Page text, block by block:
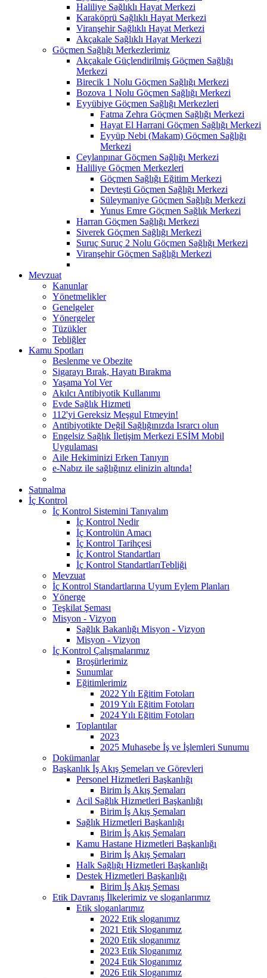
Haliliye Sağlıklı Hayat Merkezi
Karaköprü Sağlıklı Hayat Merkezi
Viranşehir Sağlıklı Hayat Merkezi
Akçakale Sağlıklı Hayat Merkezi
Göçmen Sağlığı Merkezlerimiz
Akçakale Güçlendirilmiş Göçmen Sağlığı
Merkezi
Birecik 1 Nolu Göçmen Sağlığı Merkezi
Bozova 1 Nolu Göçmen Sağlığı Merkezi
Eyyübiye Göçmen Sağlığı Merkezleri
Fatma Zehra Göçmen Sağlığı Merkezi
Hayat El Harrani Göçmen Sağlığı Merkezi
Eyyüp Nebi (Makam) Göçmen Sağlığı
Merkezi
Ceylanpınar Göçmen Sağlığı Merkezi
Haliliye Göçmen Merkezleri
Göçmen Sağlığı Eğitim Merkezi
Devteşti Göçmen Sağlığı Merkezi
Süleymaniye Göçmen Sağlığı Merkezi
Yunus Emre Göçmen Sağlık Merkezi
Harran Göçmen Sağlığı Merkezi
Siverek Göçmen Sağlığı Merkezi
Suruç Suruç 2 Nolu Göçmen Sağlığı Merkezi
Viranşehir Göçmen Sağlığı Merkezi
Mevzuat
Kanunlar
Yönetmelikler
Genelgeler
Yönergeler
Tüzükler
Tebliğler
Kamu Spotları
Beslenme ve Obezite
Sigarayı Bırak, Hayatı Bırakma
Yaşama Yol Ver
Akılcı Antibiyotik Kullanımı
Evde Sağlık Hizmeti
112'yi Gereksiz Meşgul Etmeyin!
Antibiyotikte Değil Sağlığınızda Israrcı olun
Engelsiz Sağlık İletişim Merkezi ESİM Mobil
Uygulaması
Aile Hekiminizi Erken Tanıyın
e-Nabız ile sağlığınız elinizin altında!
Satınalma
İç Kontrol
İç Kontrol Sistemini Tanıyalım
İç Kontrol Nedir
İç Kontrolün Amacı
İç Kontrol Tarihçesi
İç Kontrol Standartları
İç Kontrol StandartlarıTebliği
Mevzuat
İç Kontrol Standartlarına Uyum Eylem Planları
Yönerge
Teşkilat Şeması
Misyon - Vizyon
Sağlık Bakanlığı Misyon - Vizyon
Misyon - Vizyon
İç Kontrol Çalışmalarımız
Broşürlerimiz
Sunumlar
Eğitimlerimiz
2022 Yılı Eğitim Fotoları
2019 Yılı Eğitim Fotoları
2024 Yılı Eğitim Fotoları
Toplantılar
2023
2025 Muhasebe İş ve İşlemleri Sunumu
Dokümanlar
Başkanlık İş Akış Şemeları ve Görevleri
Personel Hizmetleri Başkanlığı
Birim İş Akış Şemaları
Acil Sağlık Hizmetleri Başkanlığı
Birim İş Akış Şemaları
Sağlık Hizmetleri Başkanlığı
Birim İş Akış Şemaları
Kamu Hastane Hizmetleri Başkanlığı
Birim İş Akış Şemaları
Halk Sağlığı Hizmetleri Başkanlığı
Destek Hizmetleri Başkanlığı
Birim İş Akış Şeması
Etik Davranış İlkelerimiz ve sloganlarımız
Etik sloganlarımız
2022 Etik sloganımız
2021 Etik Sloganımız
2020 Etik sloganımız
2023 Etik Sloganımız
2024 Etik Sloganımız
2026 Etik Sloganımız